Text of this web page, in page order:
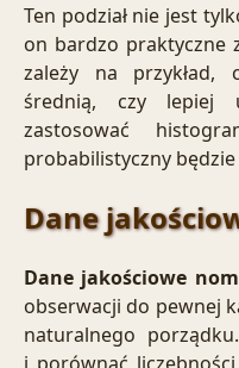
Ten podział nie jest
on bardzo praktyczne
zależy na przykład,
średnią, czy lepiej
zastosować
probabilistyczny
Dane
Dane jakościowe
obserwacji do pewnej
naturalnego